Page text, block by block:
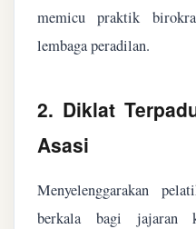
memicu praktik
lembaga peradilan.
2. Diklat
Asasi
Menyelenggarakan
berkala bagi jajaran